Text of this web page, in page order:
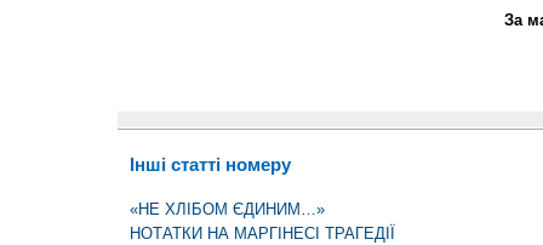
За
Інші статті номеру
«НЕ ХЛІБОМ ЄДИНИМ…»
НОТАТКИ НА МАРГІНЕСІ ТРАГЕДІЇ